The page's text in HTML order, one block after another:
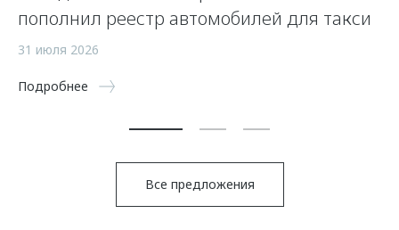
пополнил реестр автомобилей для такси
31 июля 2026
Подробнее
Все предложения